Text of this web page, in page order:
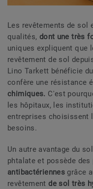
Les revêtements de sol
qualités, dont une très
uniques expliquent
revêtement de sol
Lino Tarkett bénéficie
confère une résistance
chimiques. C'est
les hôpitaux, les
entreprises choisissent
besoins.
Un autre avantage du
phtalate et possède des
antibactériennes grâce
revêtement de sol très